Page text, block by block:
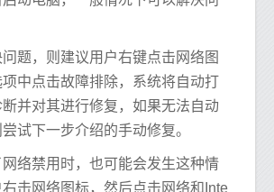
题，则建议用户右键点击网络图
中点击故障排除，系统将自动打
并对其进行修复，如果无法自动
试下一步介绍的手动修复。
络禁用时，也可能会发生这种情
击网络图标，然后点击网络和Inte